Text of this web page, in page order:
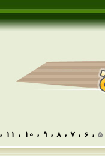
5
,
6
,
7
,
8
,
9
,
10
,
11